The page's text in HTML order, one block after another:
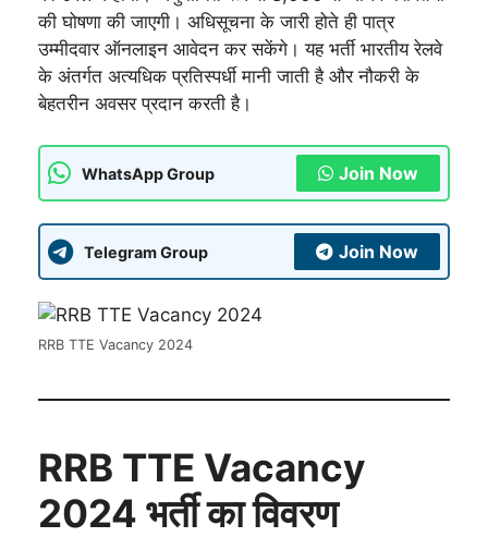
की घोषणा की जाएगी। अधिसूचना के जारी होते ही पात्र
उम्मीदवार ऑनलाइन आवेदन कर सकेंगे। यह भर्ती भारतीय रेलवे
के अंतर्गत अत्यधिक प्रतिस्पर्धी मानी जाती है और नौकरी के
बेहतरीन अवसर प्रदान करती है।
WhatsApp Group Join Now
Telegram Group Join Now
RRB TTE Vacancy 2024
RRB TTE Vacancy
2024 भर्ती का विवरण